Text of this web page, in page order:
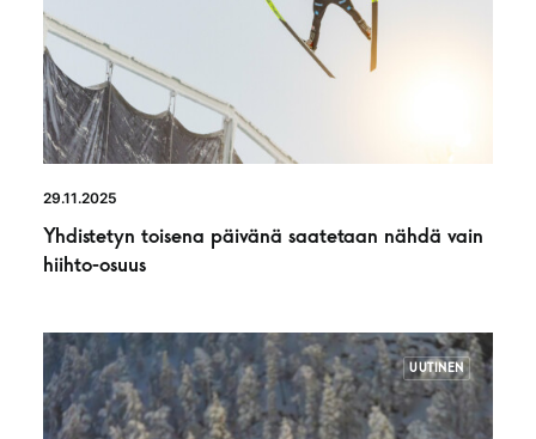
29.11.2025
Yhdistetyn toisena päivänä saatetaan nähdä vain
hiihto-osuus
UUTINEN